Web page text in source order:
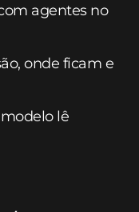
agentes no
onde ficam e
lê